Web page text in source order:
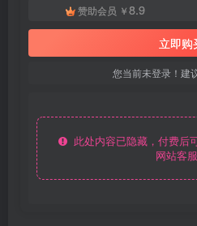
赞助会员 ￥8.9
立即购
您当前未登录！建
此处内容已隐藏，付费后
网站客服